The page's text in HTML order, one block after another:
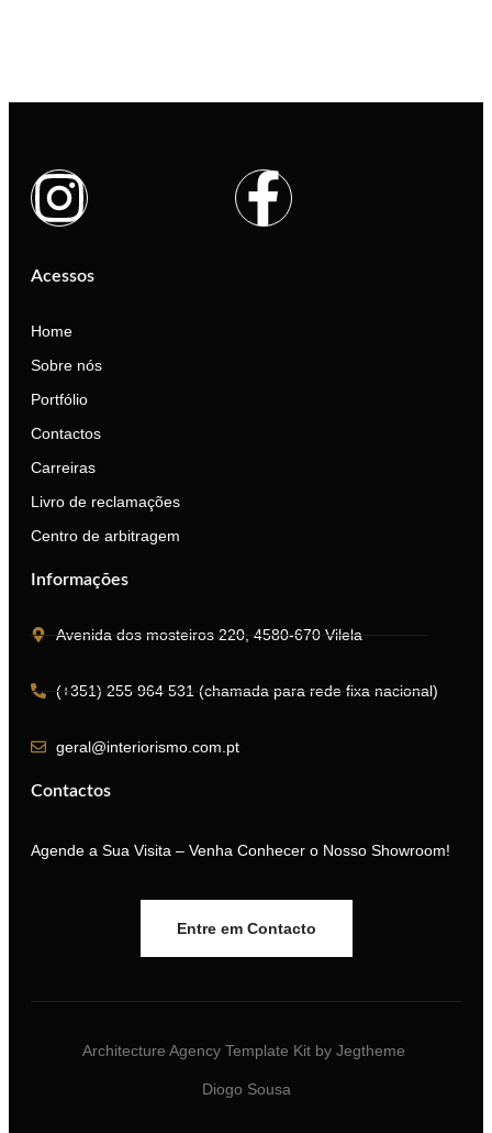
Acessos
Home
Sobre nós
Portfólio
Contactos
Carreiras
Livro de reclamações
Centro de arbitragem
Informações
Avenida dos mosteiros 220, 4580-670 Vilela
(+351) 255 964 531 (chamada para rede fixa nacional)
geral@interiorismo.com.pt
Contactos
Agende a Sua Visita – Venha Conhecer o Nosso Showroom!
Entre em Contacto
Architecture Agency Template Kit by Jegtheme
Diogo Sousa